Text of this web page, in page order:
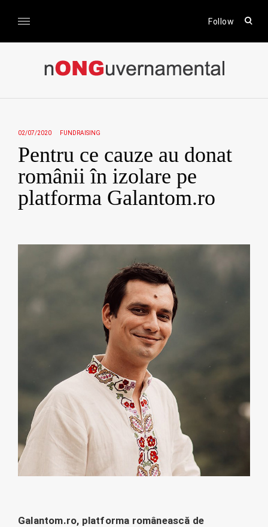
Follow
open
form
nONGuvernamental
02/07/2020 FUNDRAISING
Pentru ce cauze au donat
românii în izolare pe
platforma Galantom.ro
Galantom.ro, platforma românească de